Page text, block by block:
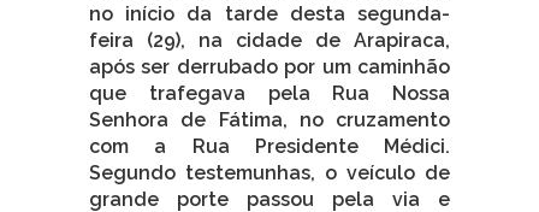
no início da tarde desta segunda-
feira (29), na cidade de Arapiraca,
após ser derrubado por um caminhão
que trafegava pela Rua Nossa
Senhora de Fátima, no cruzamento
com a Rua Presidente Médici.
Segundo testemunhas, o veículo de
grande porte passou pela via e